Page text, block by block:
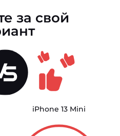
за свой
iPhone 13 Mini